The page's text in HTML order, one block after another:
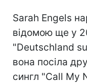
Sarah Engels
відомою ще у
"Deutschland
вона посіла
сингл "Call My